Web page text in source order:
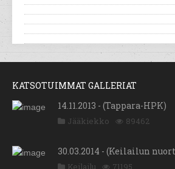
KATSOTUIMMAT GALLERIAT
14.11.2013 - (Tappara-HPK)
Jääkiekko 89462
30.03.2014 - (Keilailun
Keilailu 71195